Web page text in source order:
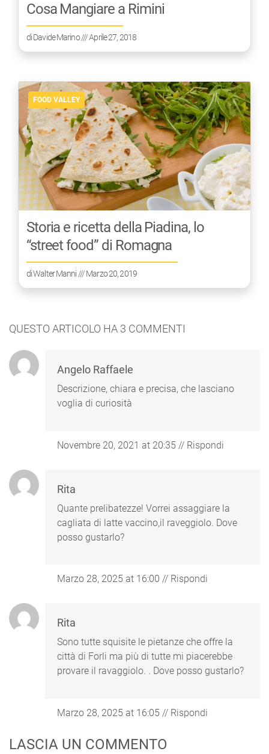
Cosa Mangiare a Rimini
diDavide Marino/// Aprile 27, 2018
FOOD VALLEY
Storia e ricetta della Piadina, lo
“street food” di Romagna
diWalter Manni /// Marzo 20, 2019
QUESTO ARTICOLO HA 3 COMMENTI
Angelo Raffaele
Descrizione, chiara e precisa, che lasciano
voglia di curiosità
Novembre 20, 2021 at 20:35 // Rispondi
Rita
Quante prelibatezze! Vorrei assaggiare la
cagliata di latte vaccino,il raveggiolo. Dove
posso gustarlo?
Marzo 28, 2025 at 16:00 // Rispondi
Rita
Sono tutte squisite le pietanze che offre la
città di Forli ma più di tutte mi piacerebbe
provare il ravaggiolo. . Dove posso gustarlo?
Marzo 28, 2025 at 16:05 // Rispondi
LASCIA UN COMMENTO